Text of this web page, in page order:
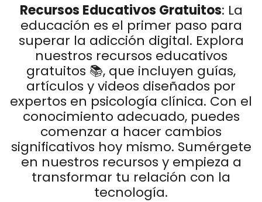
Recursos Educativos Gratuitos: La
educación es el primer paso para
superar la adicción digital. Explora
nuestros recursos educativos
gratuitos 📚, que incluyen guías,
artículos y videos diseñados por
expertos en psicología clínica. Con el
conocimiento adecuado, puedes
comenzar a hacer cambios
significativos hoy mismo. Sumérgete
en nuestros recursos y empieza a
transformar tu relación con la
tecnología.